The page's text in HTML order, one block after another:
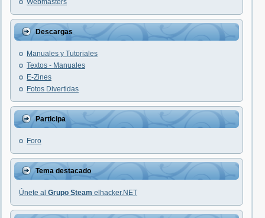
Webmasters
Descargas
Manuales y Tutoriales
Textos - Manuales
E-Zines
Fotos Divertidas
Participa
Foro
Tema destacado
Únete al Grupo Steam elhacker.NET